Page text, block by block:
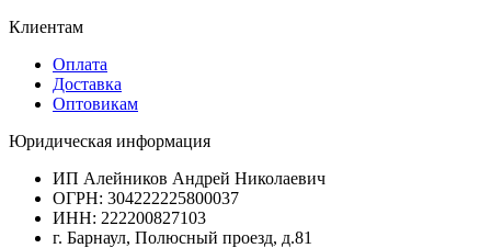
Клиентам
Оплата
Доставка
Оптовикам
Юридическая информация
ИП Алейников Андрей Николаевич
ОГРН: 304222225800037
ИНН: 222200827103
г. Барнаул, Полюсный проезд, д.81